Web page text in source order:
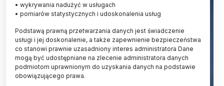
• wykrywania nadużyć w usługach
• pomiarów statystycznych i udoskonalenia usług
Podstawą prawną przetwarzania danych jest świadczenie
usługi i jej doskonalenie, a także zapewnienie bezpieczeństwa
co stanowi prawnie uzasadniony interes administratora Dane
mogą być udostępniane na zlecenie administratora danych
podmiotom uprawnionym do uzyskania danych na podstawie
obowiązującego prawa.